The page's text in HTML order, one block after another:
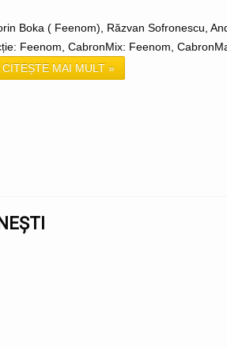
Boka ( Feenom), Răzvan Sofronescu,
Feenom, CabronMix: Feenom,
CITEȘTE MAI MULT »